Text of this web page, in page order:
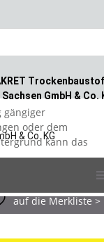
Sachsen GmbH & Co.
UG
gängiger
oder dem
kann das
auf die Merkliste >